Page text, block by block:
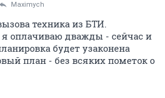
Maximych
техника из БТИ.
оплачиваю дважды - сейчас и
будет узаконена
план - без всяких пометок о